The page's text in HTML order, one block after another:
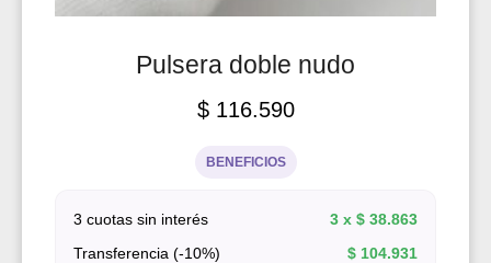
Pulsera doble nudo
$116.590
BENEFICIOS
3 cuotas sin interés 3 x $ 38.863
Transferencia (-10%)
$ 104.931